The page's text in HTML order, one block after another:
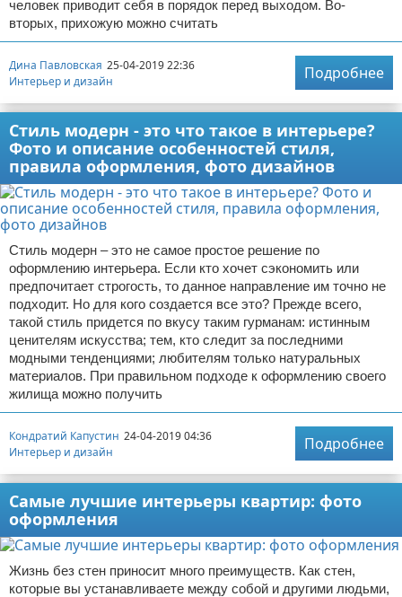
человек приводит себя в порядок перед выходом. Во-
вторых, прихожую можно считать
Дина Павловская 25-04-2019 22:36
Интерьер и дизайн
Подробнее
Стиль модерн - это что такое в интерьере?
Фото и описание особенностей стиля,
правила оформления, фото дизайнов
Стиль модерн – это не самое простое решение по
оформлению интерьера. Если кто хочет сэкономить или
предпочитает строгость, то данное направление им точно не
подходит. Но для кого создается все это? Прежде всего,
такой стиль придется по вкусу таким гурманам: истинным
ценителям искусства; тем, кто следит за последними
модными тенденциями; любителям только натуральных
материалов. При правильном подходе к оформлению своего
жилища можно получить
Кондратий Капустин 24-04-2019 04:36
Интерьер и дизайн
Подробнее
Самые лучшие интерьеры квартир: фото
оформления
Жизнь без стен приносит много преимуществ. Как стен,
которые вы устанавливаете между собой и другими людьми,